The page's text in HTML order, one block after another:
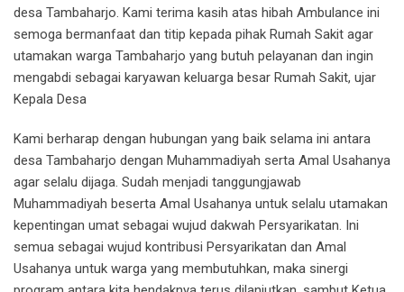
desa Tambaharjo. Kami terima kasih atas hibah Ambulance ini
semoga bermanfaat dan titip kepada pihak Rumah Sakit agar
utamakan warga Tambaharjo yang butuh pelayanan dan ingin
mengabdi sebagai karyawan keluarga besar Rumah Sakit, ujar
Kepala Desa
Kami berharap dengan hubungan yang baik selama ini antara
desa Tambaharjo dengan Muhammadiyah serta Amal Usahanya
agar selalu dijaga. Sudah menjadi tanggungjawab
Muhammadiyah beserta Amal Usahanya untuk selalu utamakan
kepentingan umat sebagai wujud dakwah Persyarikatan. Ini
semua sebagai wujud kontribusi Persyarikatan dan Amal
Usahanya untuk warga yang membutuhkan, maka sinergi